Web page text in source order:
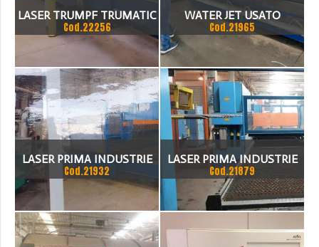
LASER TRUMPF TRUMATIC
L 6050 LASER CUTTING
Cod.22256
WATER JET USATO
Cod.21965
LASER PRIMA INDUSTRIE
Cod.21932
LASER PRIMA INDUSTRIE
CP 3000
Cod.21879